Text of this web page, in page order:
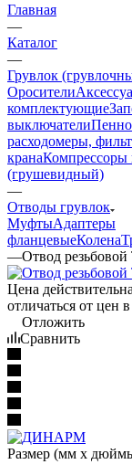
Главная
—
Каталог
—
Грувлок
Оросители
комплектующие
выключатели
расходомеры,
крана
(грушевидный)
—
Отводы грувлок
МуфтыАдаптеры
фланцевыеКолена
—Отвод
Цена
отличаться от цен
Отложить
Сравнить
Размер (мм x